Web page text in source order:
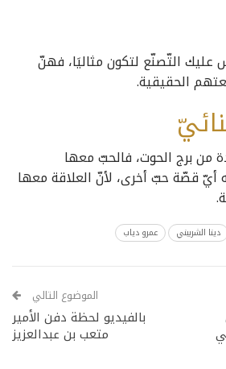
التّصنّع لتكون مثاليَا، فهنّ
الحقيقية.
برج الحوت، فالحبّ معها
أيّ قصّة حبّ أخرى، لأنّ العلاقة معها
دينا الشربيني عمرو دياب
الموضوع التالي
بالفيديو لحظة دفن الأمير
متعب بن عبدالعزيز